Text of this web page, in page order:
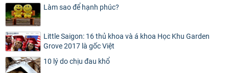
Làm sao để hạnh phúc?
Little Saigon: 16 thủ khoa và á khoa Học Khu Garden
Grove 2017 là gốc Việt
10 lý do chịu đau khổ